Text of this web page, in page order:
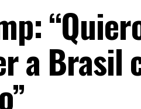
a Brasil